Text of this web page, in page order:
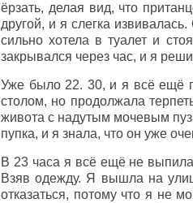
ёрзать, делая вид, что
другой, и я слегка
сильно хотела в туалет и
закрывался через час, и я
Уже было 22. 30, и я всё ещё
столом, но продолжала
живота с надутым мочевым
пупка, и я знала, что он уже
В 23 часа я всё ещё не
Взяв одежду. Я вышла на
отказаться, потому что я не